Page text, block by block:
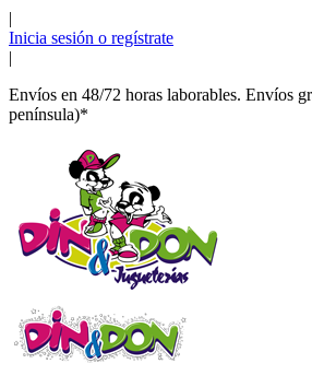
|
Inicia sesión o regístrate
|
Envíos en 48/72 horas laborables. Envíos
península)*